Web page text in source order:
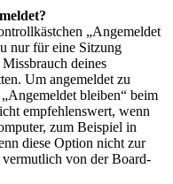
„Angemeldet
nur für eine Sitzung
deines
Um angemeldet zu
bleiben“ beim
empfehlenswert, wenn
zum Beispiel in
diese Option nicht zur
von der Board-